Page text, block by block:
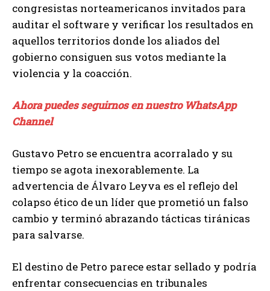
congresistas norteamericanos invitados para
auditar el software y verificar los resultados en
aquellos territorios donde los aliados del
gobierno consiguen sus votos mediante la
violencia y la coacción.
Ahora puedes seguirnos en nuestro WhatsApp
Channel
Gustavo Petro se encuentra acorralado y su
tiempo se agota inexorablemente. La
advertencia de Álvaro Leyva es el reflejo del
colapso ético de un líder que prometió un falso
cambio y terminó abrazando tácticas tiránicas
para salvarse.
El destino de Petro parece estar sellado y podría
enfrentar consecuencias en tribunales